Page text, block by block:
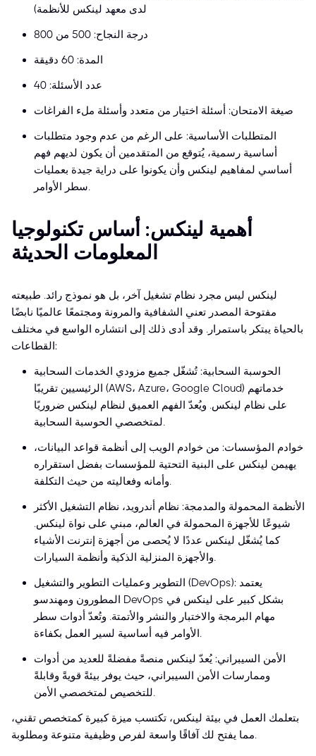
لدى معهد لينكس للأنظمة)
درجة النجاح: 500 من 800
المدة: 60 دقيقة
عدد الأسئلة: 40
صيغة الامتحان: أسئلة اختيار من متعدد وأسئلة ملء الفراغات
المتطلبات الأساسية: على الرغم من عدم وجود متطلبات
أساسية رسمية، يُتوقع من المتقدمين أن يكون لديهم فهم
أساسي لمفاهيم لينكس وأن يكونوا على دراية جيدة بعمليات
سطر الأوامر.
أهمية لينكس: أساس تكنولوجيا
المعلومات الحديثة
لينكس ليس مجرد نظام تشغيل آخر، بل هو نموذج رائد. طبيعته
مفتوحة المصدر تعني الشفافية والمرونة ومجتمعًا عالميًا نابضًا
بالحياة يبتكر باستمرار. وقد أدى ذلك إلى انتشاره الواسع في مختلف
القطاعات:
الحوسبة السحابية: تُشغّل جميع مزودي الخدمات السحابية
الرئيسيين تقريبًا (AWS، Azure، Google Cloud) خدماتهم
على نظام لينكس. ويُعدّ الفهم العميق لنظام لينكس ضروريًا
لمتخصصي الحوسبة السحابية.
خوادم المؤسسات: من خوادم الويب إلى أنظمة قواعد البيانات،
يهيمن لينكس على البنية التحتية للمؤسسات بفضل استقراره
وأمانه وفعاليته من حيث التكلفة.
الأنظمة المحمولة والمدمجة: نظام أندرويد، نظام التشغيل الأكثر
شيوعًا للأجهزة المحمولة في العالم، مبني على نواة لينكس.
كما يُشغّل لينكس عددًا لا يُحصى من أجهزة إنترنت الأشياء
والأجهزة المنزلية الذكية وأنظمة السيارات.
التطوير وعمليات التطوير والتشغيل (DevOps): يعتمد
المطورون ومهندسو DevOps بشكل كبير على لينكس في
مهام البرمجة والاختبار والنشر والأتمتة. وتُعدّ أدوات سطر
الأوامر فيه أساسية لسير العمل بكفاءة.
الأمن السيبراني: يُعدّ لينكس منصةً مفضلةً للعديد من أدوات
وممارسات الأمن السيبراني، حيث يوفر بيئةً قويةً وقابلةً
للتخصيص لمتخصصي الأمن.
بتعلمك العمل في بيئة لينكس، تكتسب ميزة كبيرة كمتخصص تقني،
مما يفتح لك آفاقًا واسعة لفرص وظيفية متنوعة ومطلوبة.